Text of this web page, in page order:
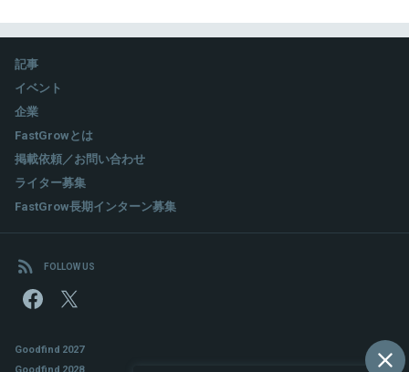
記事
イベント
企業
FastGrowとは
掲載依頼／お問い合わせ
ライター募集
FastGrow長期インターン募集
FOLLOW US
Goodfind 2027
Goodfind 2028